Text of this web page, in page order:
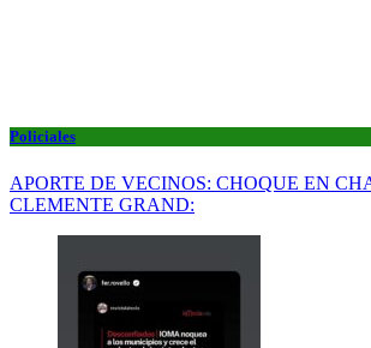
Policiales
APORTE DE VECINOS: CHOQUE EN
CLEMENTE GRAND: